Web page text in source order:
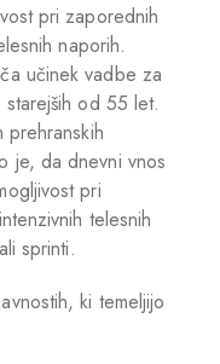
pri zaporednih
naporih.
učinek vadbe za
od 55 let.
prehranskih
je, da dnevni vnos
pri
telesnih
sprinti.
ki temeljijo